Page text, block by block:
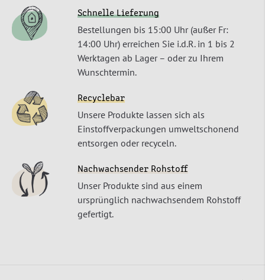
Schnelle Lieferung
Bestellungen bis 15:00 Uhr (außer Fr:
14:00 Uhr) erreichen Sie i.d.R. in 1 bis 2
Werktagen ab Lager – oder zu Ihrem
Wunschtermin.
Recyclebar
Unsere Produkte lassen sich als
Einstoffverpackungen umweltschonend
entsorgen oder recyceln.
Nachwachsender Rohstoff
Unser Produkte sind aus einem
ursprünglich nachwachsendem Rohstoff
gefertigt.